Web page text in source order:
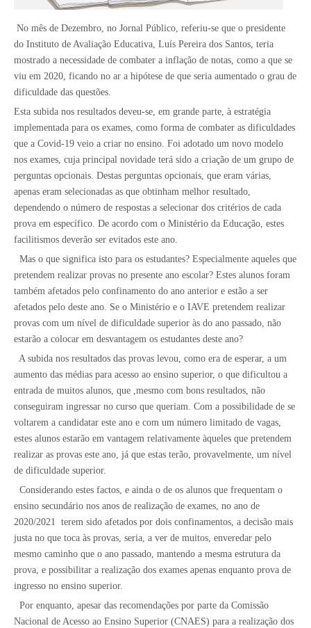
No mês de Dezembro, no Jornal Público, referiu-se que o presidente
do Instituto de Avaliação Educativa, Luís Pereira dos Santos, teria
mostrado a necessidade de combater a inflação de notas, como a que se
viu em 2020, ficando no ar a hipótese de que seria aumentado o grau de
dificuldade das questões.
Esta subida nos resultados deveu-se, em grande parte, à estratégia
implementada para os exames, como forma de combater as dificuldades
que a Covid-19 veio a criar no ensino. Foi adotado um novo modelo
nos exames, cuja principal novidade terá sido a criação de um grupo de
perguntas opcionais. Destas perguntas opcionais, que eram várias,
apenas eram selecionadas as que obtinham melhor resultado,
dependendo o número de respostas a selecionar dos critérios de cada
prova em específico. De acordo com o Ministério da Educação, estes
facilitismos deverão ser evitados este ano.
Mas o que significa isto para os estudantes? Especialmente aqueles que
pretendem realizar provas no presente ano escolar? Estes alunos foram
também afetados pelo confinamento do ano anterior e estão a ser
afetados pelo deste ano. Se o Ministério e o IAVE pretendem realizar
provas com um nível de dificuldade superior às do ano passado, não
estarão a colocar em desvantagem os estudantes deste ano?
A subida nos resultados das provas levou, como era de esperar, a um
aumento das médias para acesso ao ensino superior, o que dificultou a
entrada de muitos alunos, que ,mesmo com bons resultados, não
conseguiram ingressar no curso que queriam. Com a possibilidade de se
voltarem a candidatar este ano e com um número limitado de vagas,
estes alunos estarão em vantagem relativamente àqueles que pretendem
realizar as provas este ano, já que estas terão, provavelmente, um nível
de dificuldade superior.
Considerando estes factos, e ainda o de os alunos que frequentam o
ensino secundário nos anos de realização de exames, no ano de
2020/2021 terem sido afetados por dois confinamentos, a decisão mais
justa no que toca às provas, seria, a ver de muitos, enveredar pelo
mesmo caminho que o ano passado, mantendo a mesma estrutura da
prova, e possibilitar a realização dos exames apenas enquanto prova de
ingresso no ensino superior.
Por enquanto, apesar das recomendações por parte da Comissão
Nacional de Acesso ao Ensino Superior (CNAES) para a realização dos